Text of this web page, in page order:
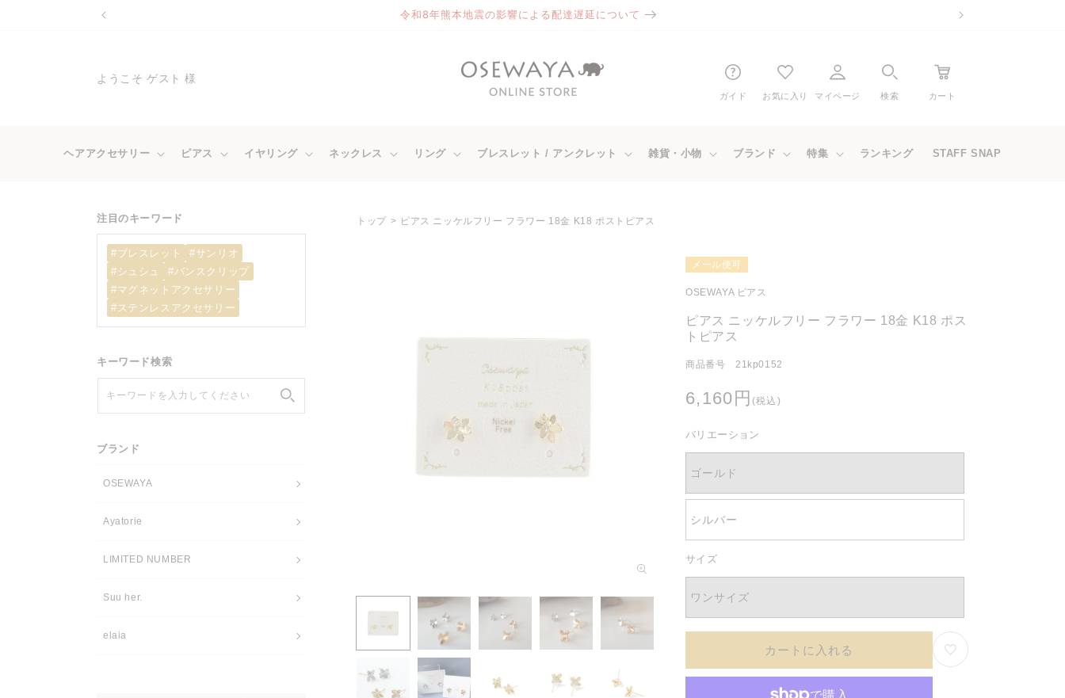
令和8年熊本地震の影響による配達遅延について
ようこそ ゲスト 様
ガイド お気に入り マイページ 検索 カート
ヘアアクセサリー ピアス イヤリング ネックレス リング ブレスレット / アンクレット 雑貨・小物 ブランド 特集 ランキング STAFF SNAP
注目のキーワード
#ブレスレット
#サンリオ
#シュシュ
#バンスクリップ
#マグネットアクセサリー
#ステンレスアクセサリー
キーワード検索
キーワードを入力してください
ブランド
OSEWAYA
Ayatorie
LIMITED NUMBER
Suu her.
elaia
トップ ピアス ニッケルフリー フラワー 18金 K18 ポストピアス
デ
ア
メール便可
OSEWAYA ピアス
ピアス ニッケルフリー フラワー 18金 K18 ポス
トピアス
商品番号 21kp0152
通
価
6,160円 (税込)
バリエーション
ゴールド
シルバー
サイズ
ワンサイズ
カートに入れる